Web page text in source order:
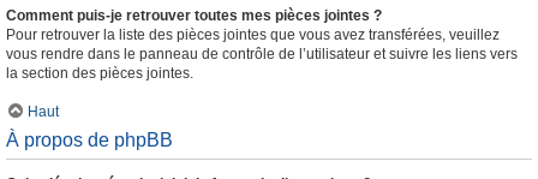
Comment puis-je retrouver toutes mes pièces jointes ?
Pour retrouver la liste des pièces jointes que vous avez transférées, veuillez
vous rendre dans le panneau de contrôle de l’utilisateur et suivre les liens vers
la section des pièces jointes.
Haut
À propos de phpBB